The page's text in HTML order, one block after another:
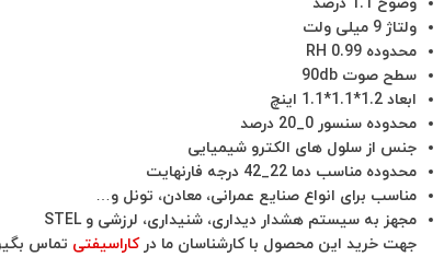
ولتاژ 9 میلی ولت
محدوده RH 0.99
سطح صوت 90db
ابعاد 1.2*1.1*1.1 اینچ
محدوده سنسور 0_20 درصد
جنس از سلول های الکترو شیمیایی
محدوده مناسب دما 22_42 درجه فارنهایت
مناسب برای انواع صنایع عمرانی، معادن، تونل و…
مجهز به سیستم هشدار دیداری، شنیداری، لرزشی و STEL
جهت خرید این محصول با کارشناسان ما درکاراسیفتی تماس